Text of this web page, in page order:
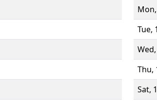
Tue,
Thu,
Sat,